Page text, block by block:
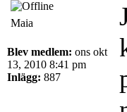
Maia
Blev medlem: ons okt
13, 2010 8:41 pm
Inlägg: 887